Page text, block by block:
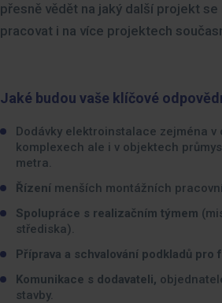
přesně vědět na jaký další projekt
pracovat i na více projektech
Jaké budou vaše klíčové
Dodávky elektroinstalace zejména
komplexech ale i v objektech
metra.
Řízení menších montážních
Spolupráce s realizačním týmem
střediska).
Příprava a schvalování podkladů pro
Komunikace s dodavateli,
stavby.